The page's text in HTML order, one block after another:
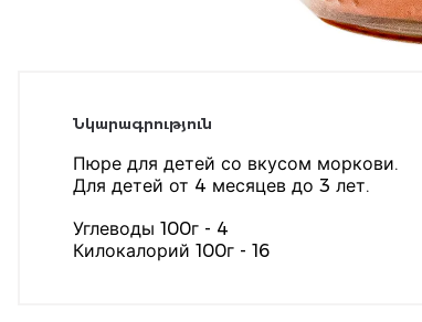
Նկարագրություն
Пюре для детей со вкусом моркови.
Для детей от 4 месяцев до 3 лет.
Углеводы 100г - 4
Килокалорий 100г - 16